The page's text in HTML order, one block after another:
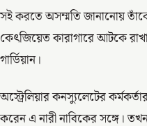
সই করতে অসম্মতি জানানোয়
কেৎজিয়েত কারাগারে আটকে
গার্ডিয়ান।
অস্ট্রেলিয়ার কনস্যুলেটের
করেন এ নারী নাবিকের সঙ্গে।